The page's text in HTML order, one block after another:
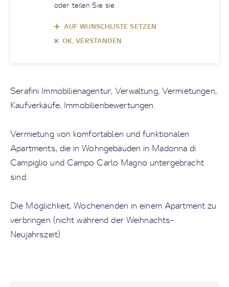
oder teilen Sie sie.
AUF WUNSCHLISTE SETZEN
OK, VERSTANDEN
Serafini Immobilienagentur, Verwaltung, Vermietungen,
Kaufverkäufe, Immobilienbewertungen.
Vermietung von komfortablen und funktionalen
Apartments, die in Wohngebäuden in Madonna di
Campiglio und Campo Carlo Magno untergebracht
sind.
Die Möglichkeit, Wochenenden in einem Apartment zu
verbringen (nicht während der Weihnachts-
Neujahrszeit)